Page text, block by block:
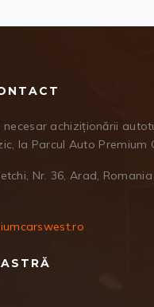
achiziționării
la Parcul Auto Premium
Nr. 36, Arad, Romania